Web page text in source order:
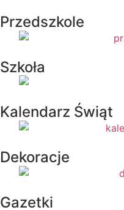
Przedszkole
Szkoła
Kalendarz Świąt
Dekoracje
Gazetki